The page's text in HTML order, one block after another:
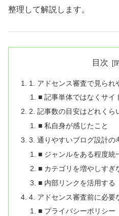
整理して解説します。
目次
1. アドセンス審査で見られ
■ 記事単体ではなくサイ
2. 記事数の目安はどれくら
■ 私自身が感じたこと
3. 通りやすいブログ設計の
■ ジャンルをある程度統
■ カテゴリを増やしすぎ
■ 内部リンクを活用する
4. アドセンス審査前に必要
■ プライバシーポリシー